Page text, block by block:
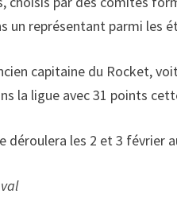
un représentant parmi les
capitaine du Rocket,
la ligue avec 31 points
déroulera les 2 et 3 février